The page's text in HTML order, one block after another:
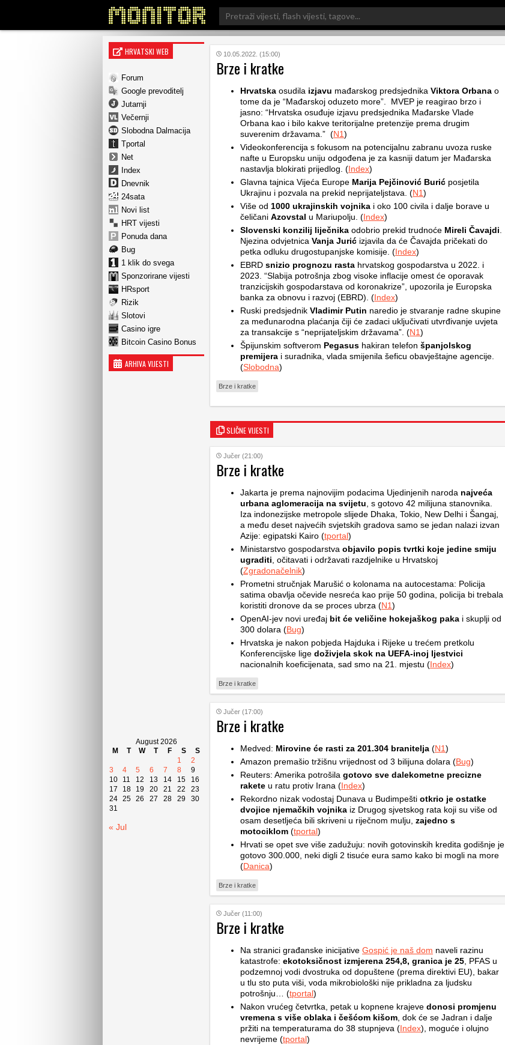
Search
for:
HRVATSKI WEB
Forum
Google prevoditelj
Jutarnji
Večernji
Slobodna Dalmacija
Tportal
Net
Index
Dnevnik
24sata
Novi list
HRT vijesti
Ponuda dana
Bug
1 klik do svega
Sponzorirane vijesti
HRsport
Rizik
Slotovi
Casino igre
Bitcoin Casino Bonus
ARHIVA VIJESTI
August 2026
M
T W T F S
S
1
2
3
4 5 6 7 8
9
10
11 12 13 14 15
16
17
18 19 20 21 22
23
24 25 26 27 28 29
30
31
« Jul
10.05.2022. (15:00)
Brze i kratke
Hrvatska osudila izjavu mađarskog predsjednika Viktora Orbana o
tome da je “Mađarskoj oduzeto more”. MVEP je reagirao brzo i
jasno: “Hrvatska osuđuje izjavu predsjednika Mađarske Vlade
Orbana kao i bilo kakve teritorijalne pretenzije prema drugim
suverenim državama.” (N1)
Videokonferencija s fokusom na potencijalnu zabranu uvoza ruske
nafte u Europsku uniju odgođena je za kasniji datum jer Mađarska
nastavlja blokirati prijedlog. (Index)
Glavna tajnica Vijeća Europe Marija Pejčinović Burić posjetila
Ukrajinu i pozvala na prekid neprijateljstava. (N1)
Više od 1000 ukrajinskih vojnika i oko 100 civila i dalje borave u
čeličani Azovstal u Mariupolju. (Index)
Slovenski konzilij liječnika odobrio prekid trudnoće Mireli Čavajdi
Njezina odvjetnica Vanja Jurić izjavila da će Čavajda pričekati do
petka odluku drugostupanjske komisije. (Index)
EBRD snizio prognozu rasta hrvatskog gospodarstva u 2022. i
2023. “Slabija potrošnja zbog visoke inflacije omest će oporavak
tranzicijskih gospodarstava od koronakrize”, upozorila je Europska
banka za obnovu i razvoj (EBRD). (Index)
Ruski predsjednik Vladimir Putin naredio je stvaranje radne skupine
za međunarodna plaćanja čiji će zadaci uključivati ​​utvrđivanje uvjeta
za transakcije s “neprijateljskim državama”. (N1)
Špijunskim softverom Pegasus hakiran telefon španjolskog
premijera i suradnika, vlada smijenila šeficu obavještajne agencije.
(Slobodna)
Brze i kratke
SLIČNE VIJESTI
Jučer (21:00)
Brze i kratke
Jakarta je prema najnovijim podacima Ujedinjenih naroda najveća
urbana aglomeracija na svijetu , s gotovo 42 milijuna stanovnika.
Iza indonezijske metropole slijede Dhaka, Tokio, New Delhi i Šangaj,
a među deset najvećih svjetskih gradova samo se jedan nalazi izvan
Azije: egipatski Kairo (tportal)
Ministarstvo gospodarstva objavilo popis tvrtki koje jedine smiju
ugraditi , očitavati i održavati razdjelnike u Hrvatskoj
(Zgradonačelnik)
Prometni stručnjak Marušić o kolonama na autocestama: Policija
satima obavlja očevide nesreća kao prije 50 godina, policija bi trebala
koristiti dronove da se proces ubrza (N1)
OpenAI-jev novi uređaj bit će veličine hokejaškog paka i skuplji od
300 dolara (Bug)
Hrvatska je nakon pobjeda Hajduka i Rijeke u trećem pretkolu
Konferencijske lige doživjela skok na UEFA-inoj ljestvici
nacionalnih koeficijenata, sad smo na 21. mjestu (Index)
Brze i kratke
Jučer (17:00)
Brze i kratke
Medved: Mirovine će rasti za 201.304 branitelja (N1)
Amazon premašio tržišnu vrijednost od 3 bilijuna dolara (Bug)
Reuters: Amerika potrošila gotovo sve dalekometne precizne
rakete u ratu protiv Irana (Index)
Rekordno nizak vodostaj Dunava u Budimpešti otkrio je ostatke
dvojice njemačkih vojnika iz Drugog sjvetskog rata koji su više od
osam desetljeća bili skriveni u riječnom mulju, zajedno s
motociklom (tportal)
Hrvati se opet sve više zadužuju: novih gotovinskih kredita godišnje je
gotovo 300.000, neki digli 2 tisuće eura samo kako bi mogli na more
(Danica)
Brze i kratke
Jučer (11:00)
Brze i kratke
Na stranici građanske inicijative Gospić je naš dom naveli razinu
katastrofe: ekotoksičnost izmjerena 254,8, granica je 25 , PFAS u
podzemnoj vodi dvostruka od dopuštene (prema direktivi EU), bakar
u tlu sto puta viši, voda mikrobiološki nije prikladna za ljudsku
potrošnju… (tportal)
Nakon vrućeg četvrtka, petak u kopnene krajeve donosi promjenu
vremena s više oblaka i češćom kišom , dok će se Jadran i dalje
pržiti na temperaturama do 38 stupnjeva (Index), moguće i olujno
nevrijeme (tportal)